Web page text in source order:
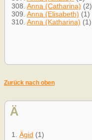
308. Anna (Catharina) (2)
309. Anna (Elisabeth) (1)
310. Anna (Katharina) (1)
Zurück nach oben
Ä
1. Ägid (1)